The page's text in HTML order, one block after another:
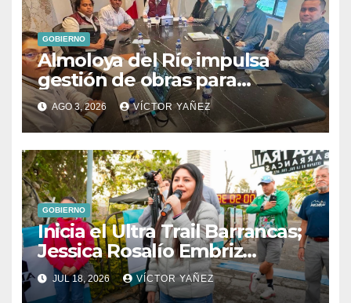
GOBIERNO
Almoloya del Río impulsa
gestión de obras para
fortalecer el desarrollo del
municipio
AGO 3, 2026 VÍCTOR YAÑEZ
GOBIERNO
Inicia el Ultra Trail Barrancas;
Jessica Rosalío Embriz
impulsa el deporte y el
turismo en Ixtapan de la Sal
JUL 18, 2026 VÍCTOR YAÑEZ